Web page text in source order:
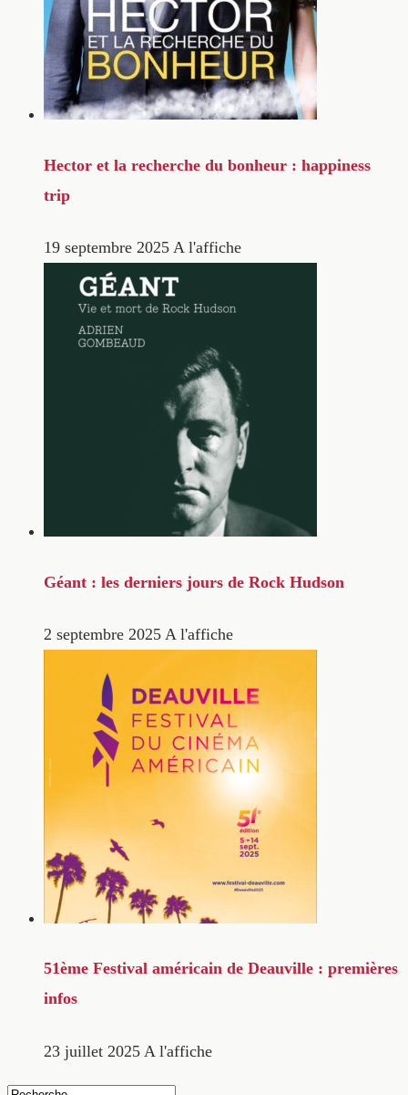
Hector et la recherche du bonheur : happiness
trip
19 septembre 2025 A l'affiche
Géant : les derniers jours de Rock Hudson
2 septembre 2025 A l'affiche
51ème Festival américain de Deauville : premières
infos
23 juillet 2025 A l'affiche